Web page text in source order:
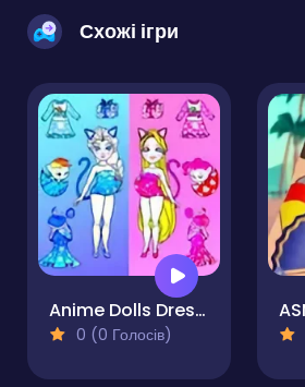
Схожі ігри
Anime Dolls Dress Up Games
0 (0 Голосів)